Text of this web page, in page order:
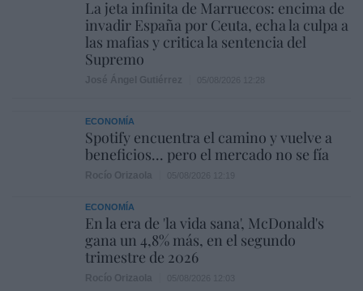
La jeta infinita de Marruecos: encima de
invadir España por Ceuta, echa la culpa a
las mafias y critica la sentencia del
Supremo
ECONOMÍA
Spotify encuentra el camino y vuelve a
beneficios... pero el mercado no se fía
ECONOMÍA
En la era de 'la vida sana', McDonald's
gana un 4,8% más, en el segundo
trimestre de 2026